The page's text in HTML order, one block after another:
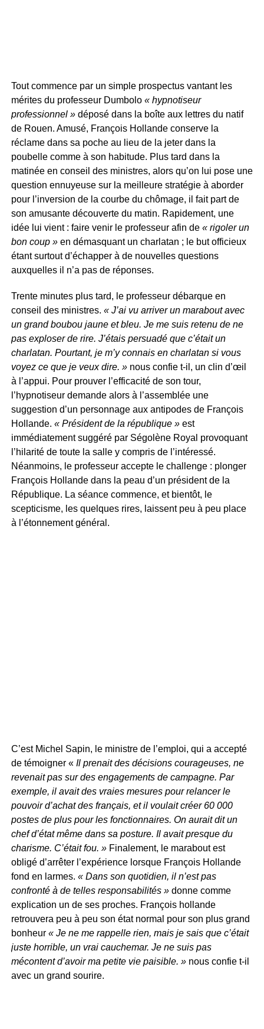
Tout commence par un simple prospectus vantant les
mérites du professeur Dumbolo « hypnotiseur
professionnel »déposé dans la boîte aux lettres du natif
de Rouen. Amusé, François Hollande conserve la
réclame dans sa poche au lieu de la jeter dans la
poubelle comme à son habitude. Plus tard dans la
matinée en conseil des ministres, alors qu’on lui pose une
question ennuyeuse sur la meilleure stratégie à aborder
pour l’inversion de la courbe du chômage, il fait part de
son amusante découverte du matin. Rapidement, une
idée lui vient : faire venir le professeur afin de « rigoler un
bon coup »en démasquant un charlatan ; le but officieux
étant surtout d’échapper à de nouvelles questions
auxquelles il n’a pas de réponses.
Trente minutes plus tard, le professeur débarque en
conseil des ministres. « J’ai vu arriver un marabout avec
un grand boubou jaune et bleu. Je me suis retenu de ne
pas exploser de rire. J’étais persuadé que c’était un
charlatan. Pourtant, je m’y connais en charlatan si vous
voyez ce que je veux dire. »nous confie t-il, un clin d’œil
à l’appui. Pour prouver l’efficacité de son tour,
l’hypnotiseur demande alors à l’assemblée une
suggestion d’un personnage aux antipodes de François
Hollande. « Président de la république »est
immédiatement suggéré par Ségolène Royal provoquant
l’hilarité de toute la salle y compris de l’intéressé.
Néanmoins, le professeur accepte le challenge : plonger
François Hollande dans la peau d’un président de la
République. La séance commence, et bientôt, le
scepticisme, les quelques rires, laissent peu à peu place
à l’étonnement général.
C’est Michel Sapin, le ministre de l’emploi, qui a accepté
de témoigner «Il prenait des décisions courageuses, ne
revenait pas sur des engagements de campagne. Par
exemple, il avait des vraies mesures pour relancer le
pouvoir d’achat des français, et il voulait créer 60 000
postes de plus pour les fonctionnaires. On aurait dit un
chef d’état même dans sa posture. Il avait presque du
charisme. C’était fou. »Finalement, le marabout est
obligé d’arrêter l’expérience lorsque François Hollande
fond en larmes. « Dans son quotidien, il n’est pas
confronté à de telles responsabilités »donne comme
explication un de ses proches. François hollande
retrouvera peu à peu son état normal pour son plus grand
bonheur « Je ne me rappelle rien, mais je sais que c’était
juste horrible, un vrai cauchemar. Je ne suis pas
mécontent d’avoir ma petite vie paisible. »nous confie t-il
avec un grand sourire.